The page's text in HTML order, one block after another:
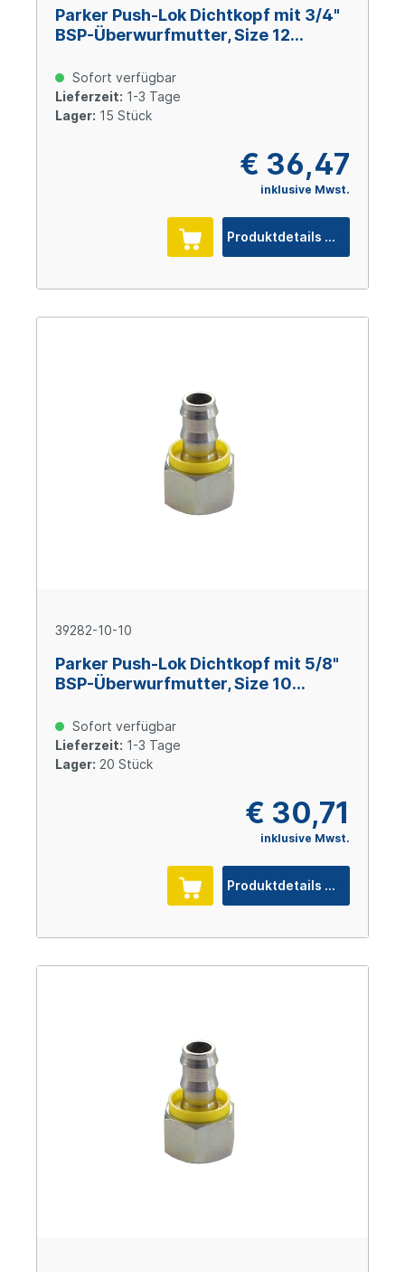
Parker Push-Lok Dichtkopf mit 3/4"
BSP-Überwurfmutter, Size 12
Sofort verfügbar
Lieferzeit: 1-3 Tage
Lager: 15 Stück
€ 36,47
inklusive Mwst.
Produktdetails
39282-10-10
Parker Push-Lok Dichtkopf mit 5/8"
BSP-Überwurfmutter, Size 10
Sofort verfügbar
Lieferzeit: 1-3 Tage
Lager: 20 Stück
€ 30,71
inklusive Mwst.
Produktdetails